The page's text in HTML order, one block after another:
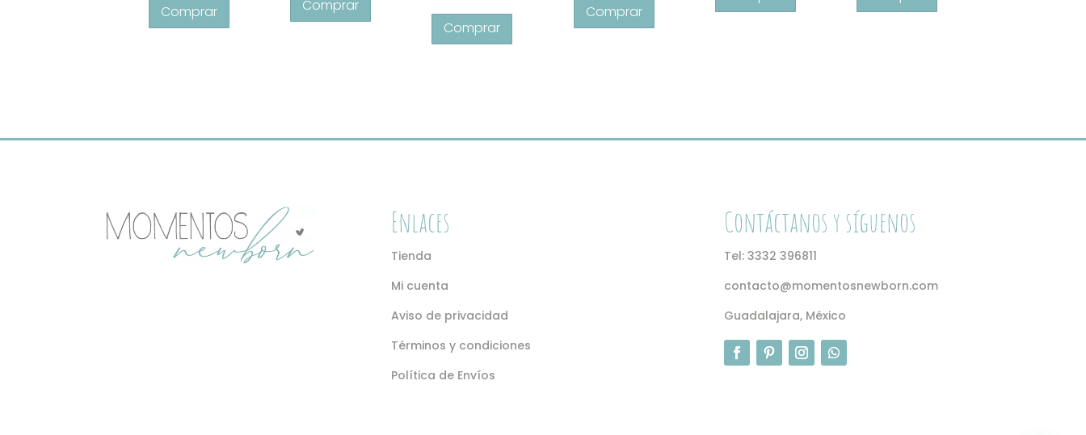
tiene
página
producto
Enlaces
Tienda
Mi cuenta
Aviso de privacidad
Términos y condiciones
Política de Envíos
Contáctanos y síguenos
Tel: 3332 396811
contacto@momentosnewborn.com
Guadalajara, México